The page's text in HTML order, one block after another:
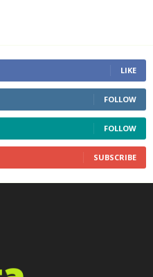
LIKE
FOLLOW
FOLLOW
SUBSCRIBE